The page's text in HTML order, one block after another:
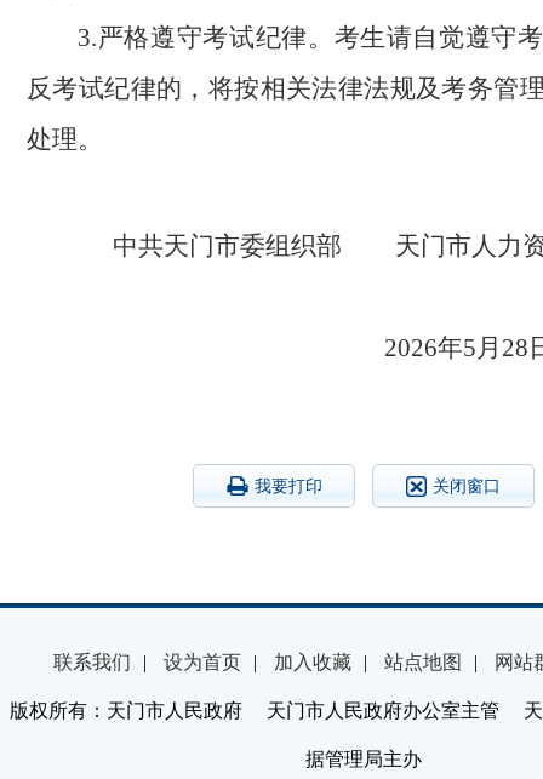
3.严格遵守考试纪律。考生请自觉遵守
反考试纪律的，将按相关法律法规及考务管
处理。
中共天门市委组织部 天门市人力
2026年
我要打印 关闭窗口
联系我们 | 设为首页 | 加入收藏 | 站点地图 | 网站
版权所有：天门市人民政府 天门市人民政府办公室主管 天
据管理局主办